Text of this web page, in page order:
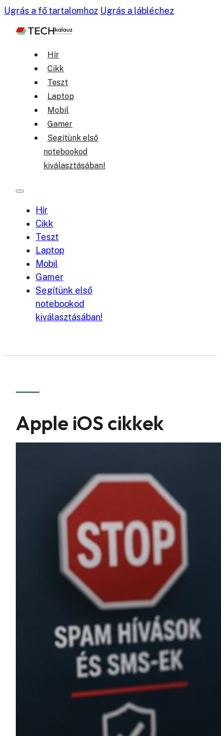
Ugrás a fő tartalomhoz Ugrás a lábléchez
Hír
Cikk
Teszt
Laptop
Mobil
Gamer
Segítünk első
notebookod
kiválasztásában!
Hír
Cikk
Teszt
Laptop
Mobil
Gamer
Segítünk első
notebookod
kiválasztásában!
Apple iOS cikkek